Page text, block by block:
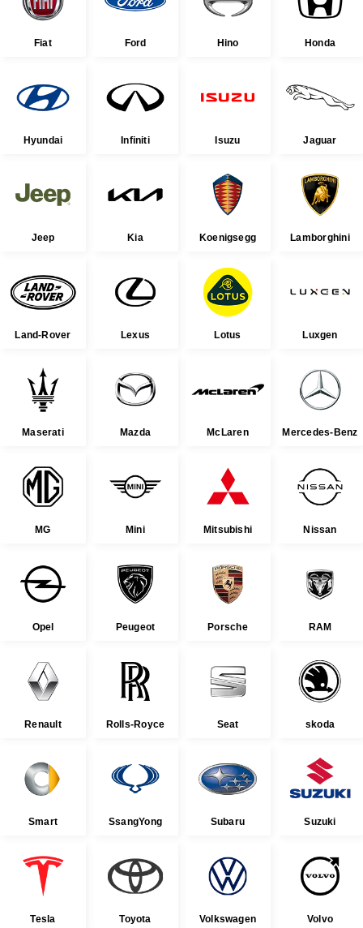
Fiat Ford Hino Honda
Hyundai Infiniti Isuzu Jaguar
Jeep Kia Koenigsegg Lamborghini
Land-Rover Lexus Lotus Luxgen
Maserati Mazda McLaren Mercedes-Benz
MG Mini Mitsubishi Nissan
Opel Peugeot Porsche RAM
Renault Rolls-Royce Seat skoda
Smart SsangYong Subaru Suzuki
Tesla Toyota Volkswagen Volvo